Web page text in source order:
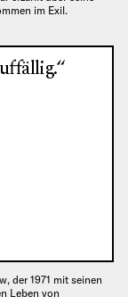
im Exil.
der 1971 mit seinen
Leben von